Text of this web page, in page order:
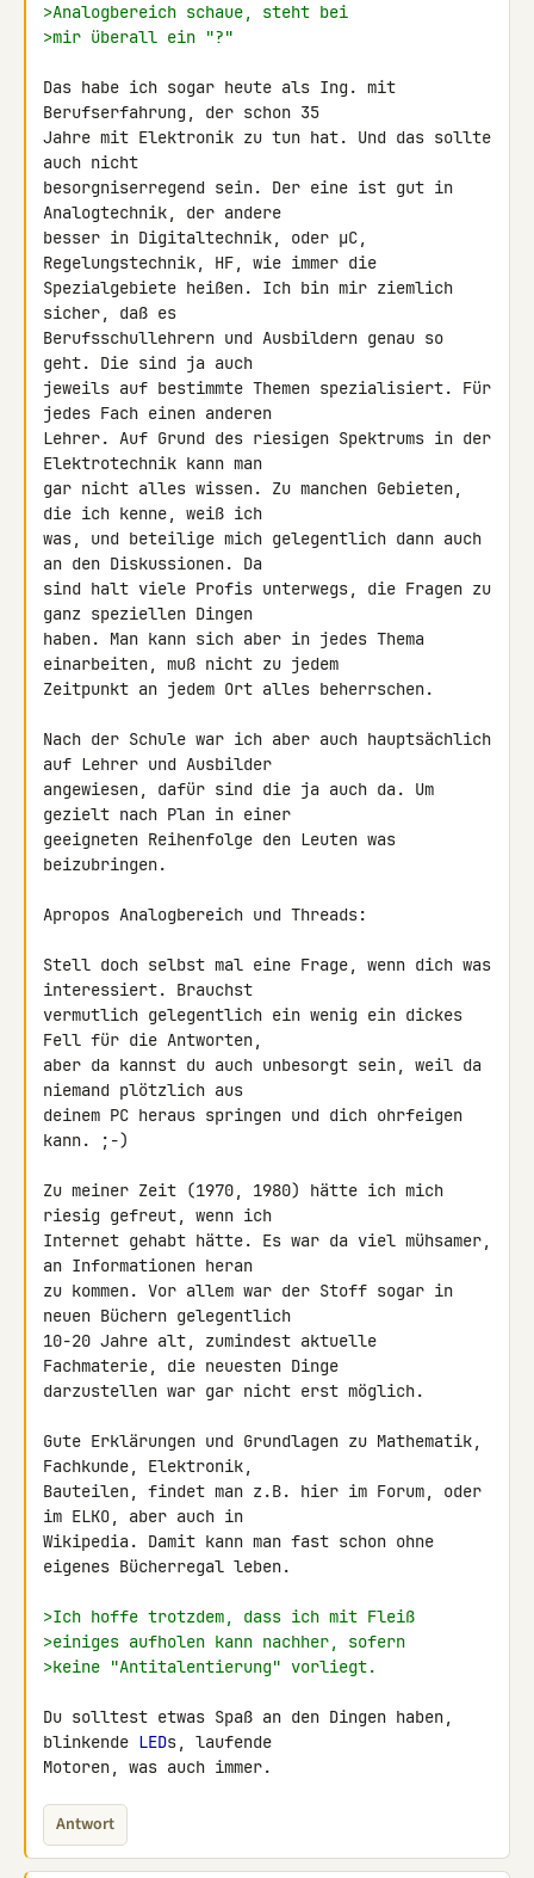
>Analogbereich schaue, steht bei
>mir überall ein "?"
Das habe ich sogar heute als Ing. mit
Berufserfahrung, der schon 35
Jahre mit Elektronik zu tun hat. Und das sollte
auch nicht
besorgniserregend sein. Der eine ist gut in
Analogtechnik, der andere
besser in Digitaltechnik, oder µC,
Regelungstechnik, HF, wie immer die
Spezialgebiete heißen. Ich bin mir ziemlich
sicher, daß es
Berufsschullehrern und Ausbildern genau so
geht. Die sind ja auch
jeweils auf bestimmte Themen spezialisiert. Für
jedes Fach einen anderen
Lehrer. Auf Grund des riesigen Spektrums in der
Elektrotechnik kann man
gar nicht alles wissen. Zu manchen Gebieten,
die ich kenne, weiß ich
was, und beteilige mich gelegentlich dann auch
an den Diskussionen. Da
sind halt viele Profis unterwegs, die Fragen zu
ganz speziellen Dingen
haben. Man kann sich aber in jedes Thema
einarbeiten, muß nicht zu jedem
Zeitpunkt an jedem Ort alles beherrschen.
Nach der Schule war ich aber auch hauptsächlich
auf Lehrer und Ausbilder
angewiesen, dafür sind die ja auch da. Um
gezielt nach Plan in einer
geeigneten Reihenfolge den Leuten was
beizubringen.
Apropos Analogbereich und Threads:
Stell doch selbst mal eine Frage, wenn dich was
interessiert. Brauchst
vermutlich gelegentlich ein wenig ein dickes
Fell für die Antworten,
aber da kannst du auch unbesorgt sein, weil da
niemand plötzlich aus
deinem PC heraus springen und dich ohrfeigen
kann. ;-)
Zu meiner Zeit (1970, 1980) hätte ich mich
riesig gefreut, wenn ich
Internet gehabt hätte. Es war da viel mühsamer,
an Informationen heran
zu kommen. Vor allem war der Stoff sogar in
neuen Büchern gelegentlich
10-20 Jahre alt, zumindest aktuelle
Fachmaterie, die neuesten Dinge
darzustellen war gar nicht erst möglich.
Gute Erklärungen und Grundlagen zu Mathematik,
Fachkunde, Elektronik,
Bauteilen, findet man z.B. hier im Forum, oder
im ELKO, aber auch in
Wikipedia. Damit kann man fast schon ohne
eigenes Bücherregal leben.
>Ich hoffe trotzdem, dass ich mit Fleiß
>einiges aufholen kann nachher, sofern
>keine "Antitalentierung" vorliegt.
Du solltest etwas Spaß an den Dingen haben,
blinkende LEDs, laufende
Motoren, was auch immer.
Antwort